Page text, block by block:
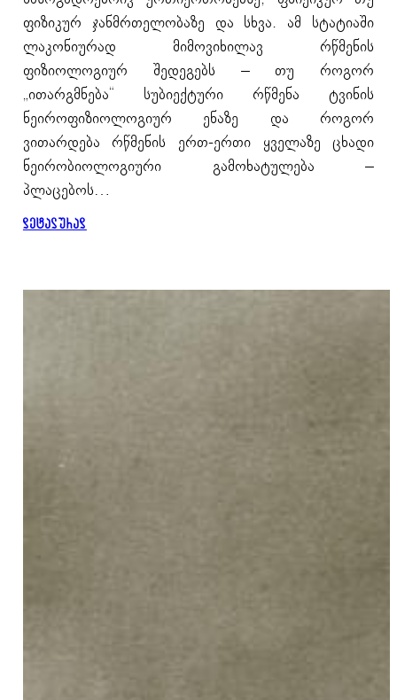
ფიზიკურ ჯანმრთელობაზე და სხვა. ამ სტატიაში
ლაკონიურად მიმოვიხილავ რწმენის
ფიზიოლოგიურ შედეგებს – თუ როგორ
„ითარგმნება“ სუბიექტური რწმენა ტვინის
ნეიროფიზიოლოგიურ ენაზე და როგორ
ვითარდება რწმენის ერთ-ერთი ყველაზე ცხადი
ნეირობიოლოგიური გამოხატულება –
პლაცებოს…
დეტალურად